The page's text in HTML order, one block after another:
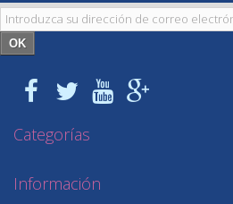
OK
Categorías
Información